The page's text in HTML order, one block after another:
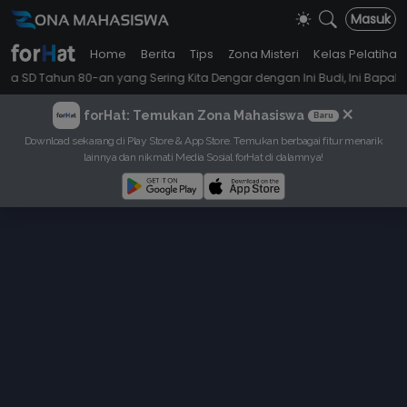
Masuk
Home Berita Tips Zona Misteri
Kelas Pelatihan
an yang Sering Kita Dengar dengan Ini Budi, Ini Bapak Budi, Ini Adik
forHat: Temukan Zona Mahasiswa Baru ×
Download sekarang di Play Store & App Store. Temukan berbagai fitur menarik
lainnya dan nikmati Media Sosial forHat di dalamnya!